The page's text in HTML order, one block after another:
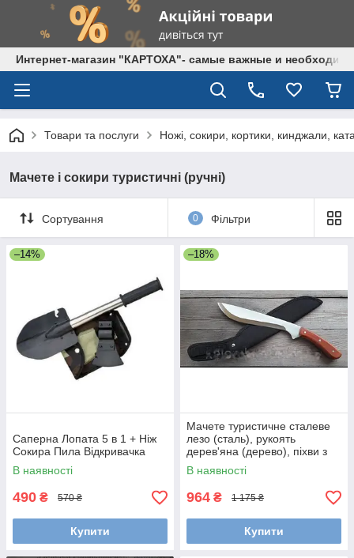
Интернет-магазин "КАРТОХА"- самые важные и
Товари та послуги Ножі, сокири, кортики, кинджали,
Мачете і сокири туристичні (ручні)
Сортування 0 Фільтри
–14%
Саперна Лопата 5 в 1 + Ніж
Сокира Пила Відкривачка
В наявності
490 ₴ 570 ₴
Купити
–18%
Мачете туристичне сталеве
лезо (сталь), рукоять
дерев'яна (дерево), піхви з
нейлону відмінна якість
В наявності
964 ₴ 1 175 ₴
Купити